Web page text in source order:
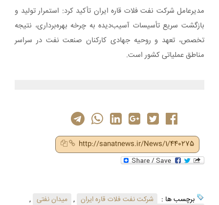
مدیرعامل شرکت نفت فلات قاره ایران تأکید کرد: استمرار تولید و
بازگشت سریع تأسیسات آسیب‌دیده به چرخه بهره‌برداری، نتیجه
تخصص، تعهد و روحیه جهادی کارکنان صنعت نفت در سراسر
مناطق عملیاتی کشور است.
http://sanatnews.ir/News/1/440275
برچسب ها : شرکت نفت فلات قاره ایران , میدان نفتی ,